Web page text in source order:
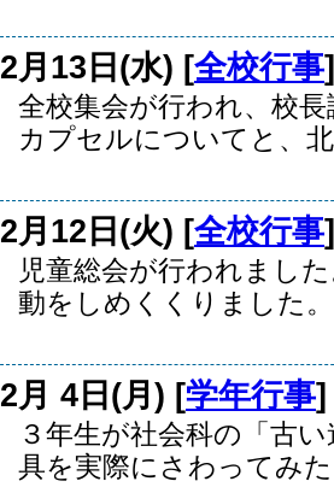
2月13日(水) [全校行事
全校集会が行われ、校
カプセルについてと、
2月12日(火) [全校行事
児童総会が行われまし
動をしめくくりました
2月 4日(月) [学年行事
３年生が社会科の「古
具を実際にさわってみ